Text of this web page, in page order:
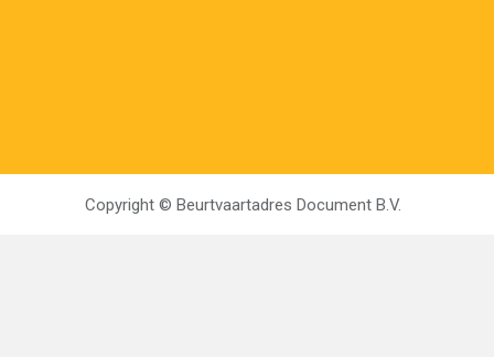
Copyright © Beurtvaartadres Document B.V.